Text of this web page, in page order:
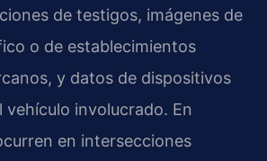
de testigos, imágenes de
o de establecimientos
y datos de dispositivos
vehículo involucrado. En
en intersecciones